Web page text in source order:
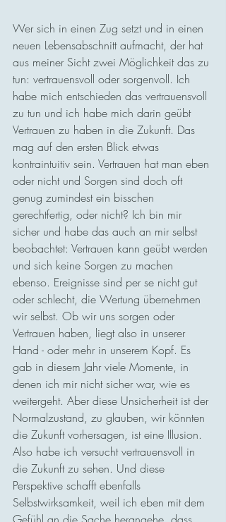
Wer sich in einen Zug setzt und in einen
neuen Lebensabschnitt aufmacht, der hat
aus meiner Sicht zwei Möglichkeit das zu
tun: vertrauensvoll oder sorgenvoll. Ich
habe mich entschieden das vertrauensvoll
zu tun und ich habe mich darin geübt
Vertrauen zu haben in die Zukunft. Das
mag auf den ersten Blick etwas
kontraintuitiv sein. Vertrauen hat man eben
oder nicht und Sorgen sind doch oft
genug zumindest ein bisschen
gerechtfertig, oder nicht? Ich bin mir
sicher und habe das auch an mir selbst
beobachtet: Vertrauen kann geübt werden
und sich keine Sorgen zu machen
ebenso. Ereignisse sind per se nicht gut
oder schlecht, die Wertung übernehmen
wir selbst. Ob wir uns sorgen oder
Vertrauen haben, liegt also in unserer
Hand - oder mehr in unserem Kopf. Es
gab in diesem Jahr viele Momente, in
denen ich mir nicht sicher war, wie es
weitergeht. Aber diese Unsicherheit ist der
Normalzustand, zu glauben, wir könnten
die Zukunft vorhersagen, ist eine Illusion.
Also habe ich versucht vertrauensvoll in
die Zukunft zu sehen. Und diese
Perspektive schafft ebenfalls
Selbstwirksamkeit, weil ich eben mit dem